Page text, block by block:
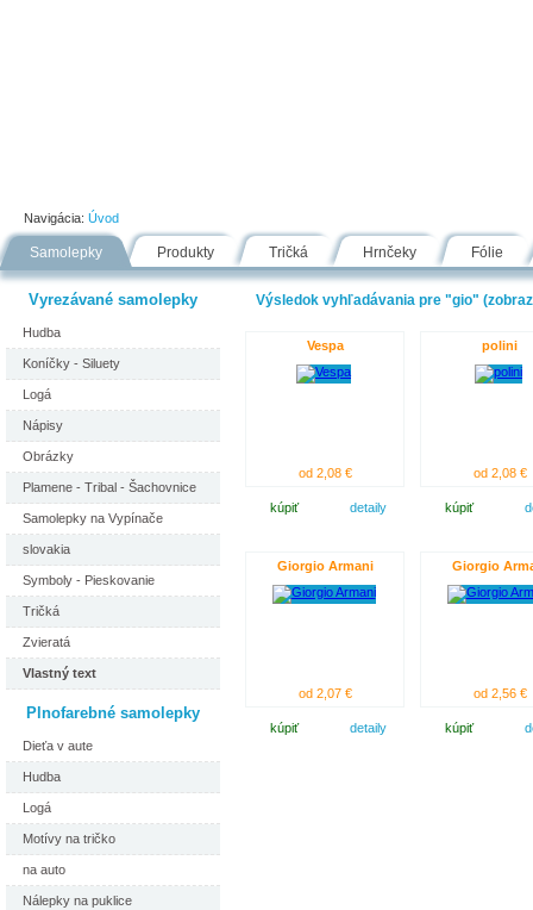
Navigácia: Úvod
Samolepky Produkty Tričká Hrnčeky Fólie
Vyrezávané samolepky
Hudba
Koníčky - Siluety
Logá
Nápisy
Obrázky
Plamene - Tribal - Šachovnice
Samolepky na Vypínače
slovakia
Symboly - Pieskovanie
Tričká
Zvieratá
Vlastný text
Plnofarebné samolepky
Dieťa v aute
Hudba
Logá
Motívy na tričko
na auto
Nálepky na puklice
Výsledok vyhľadávania pre "gio"
Vespa
od 2,08 €
kúpiť detaily
polini
od 2,08 €
kúpiť
Giorgio Armani
od 2,07 €
kúpiť detaily
Giorgio
od 2,56 €
kúpiť